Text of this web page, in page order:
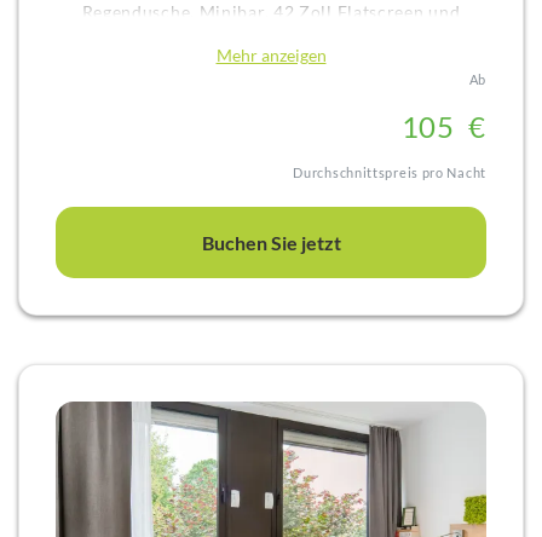
Regendusche, Minibar, 42 Zoll Flatscreen und
Mehr anzeigen
Ab
105 €
Durchschnittspreis pro Nacht
Buchen Sie jetzt